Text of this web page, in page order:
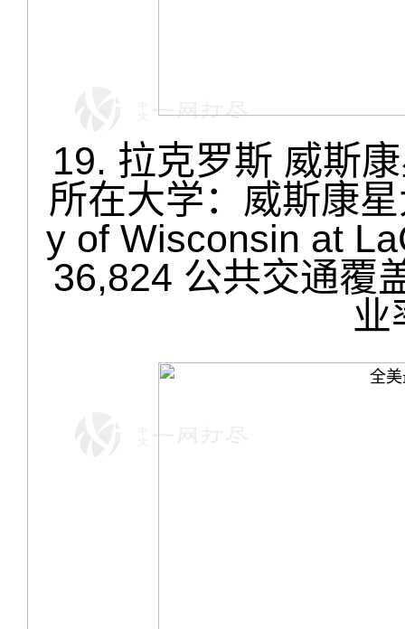
19. 拉克罗斯 威斯
所在大学：威斯康
y of Wisconsin at
36,824 公共交通覆
业